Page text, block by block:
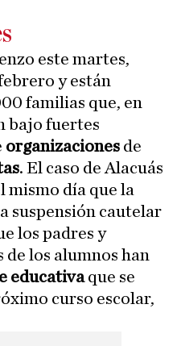
este martes,
y están
familias que, en
bajo fuertes
organizaciones de
. El caso de Alacuás
mismo día que la
suspensión cautelar
los padres y
los alumnos han
educativaque se
curso escolar,